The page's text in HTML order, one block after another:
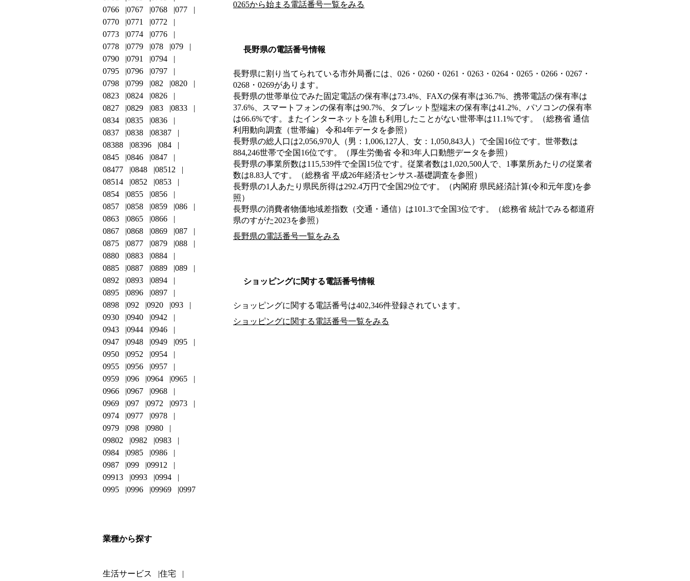
0265から始まる電話番号一覧をみる
長野県の電話番号情報
長野県に割り当てられている市外局番には、026・0260・0261・0263・0264・0265・0266・0267・
0268・0269があります。
長野県の世帯単位でみた固定電話の保有率は73.4%、FAXの保有率は36.7%、携帯電話の保有率は
37.6%、スマートフォンの保有率は90.7%、タブレット型端末の保有率は41.2%、パソコンの保有率
は66.6%です。またインターネットを誰も利用したことがない世帯率は11.1%です。（総務省 通信
利用動向調査（世帯編） 令和4年データを参照）
長野県の総人口は2,056,970人（男：1,006,127人、女：1,050,843人）で全国16位です。世帯数は
884,246世帯で全国16位です。（厚生労働省 令和3年人口動態データを参照）
長野県の事業所数は115,539件で全国15位です。従業者数は1,020,500人で、1事業所あたりの従業者
数は8.83人です。（総務省 平成26年経済センサス‐基礎調査を参照）
長野県の1人あたり県民所得は292.4万円で全国29位です。（内閣府 県民経済計算(令和元年度)を参
照）
長野県の消費者物価地域差指数（交通・通信）は101.3で全国3位です。（総務省 統計でみる都道府
県のすがた2023を参照）
長野県の電話番号一覧をみる
ショッピングに関する電話番号情報
ショッピングに関する電話番号は402,346件登録されています。
ショッピングに関する電話番号一覧をみる
0766
0767 0768
077
0770
0771
0772
0773
0774
0776
0778
0779 078
079
0790
0791
0794
0795
0796
0797
0798
0799 082
0820
0823
0824
0826
0827
0829 083
0833
0834
0835
0836
0837
0838
08387
08388
08396
084
0845
0846
0847
08477
0848
08512
08514
0852
0853
0854
0855
0856
0857
0858 0859
086
0863
0865
0866
0867
0868 0869
087
0875
0877 0879
088
0880
0883
0884
0885
0887 0889
089
0892
0893
0894
0895
0896
0897
0898
092 0920
093
0930
0940
0942
0943
0944
0946
0947
0948 0949
095
0950
0952
0954
0955
0956
0957
0959
096 0964
0965
0966
0967
0968
0969
097 0972
0973
0974
0977
0978
0979
098
0980
09802
0982
0983
0984
0985
0986
0987
099
09912
09913
0993
0994
0995
0996 09969 0997
業種から探す
生活サービス 住宅